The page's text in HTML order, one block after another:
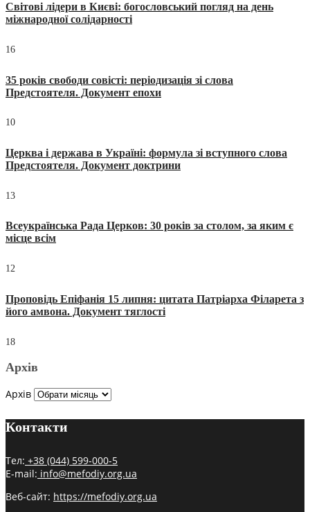
Світові лідери в Києві: богословський погляд на день
міжнародної солідарності
16
35 років свободи совісті: періодизація зі слова
Предстоятеля. Документ епохи
10
Церква і держава в Україні: формула зі вступного слова
Предстоятеля. Документ доктрини
13
Всеукраїнська Рада Церков: 30 років за столом, за яким є
місце всім
12
Проповідь Епіфанія 15 липня: цитата Патріарха Філарета з
його амвона. Документ тяглості
18
Архів
Архів
Контакти
Тел: +38 (044) 599-000-5
E-mail: info@mefodiy.org.ua
Веб-сайт: https://mefodiy.org.ua